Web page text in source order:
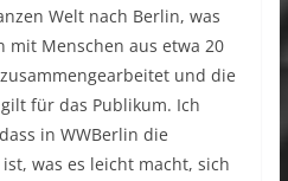
Welt nach Berlin, was
mit Menschen aus etwa 20
und die
für das Publikum. Ich
in WWBerlin die
was es leicht macht, sich